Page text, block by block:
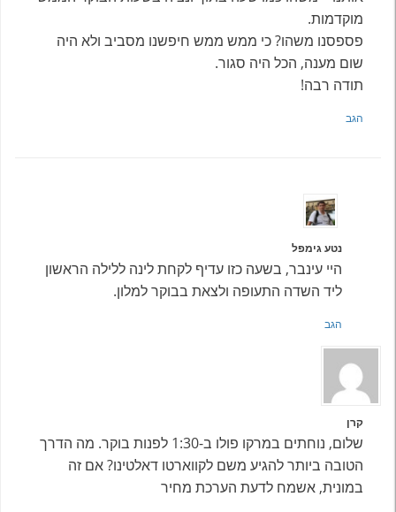
מוקדמות.
פספסנו משהו? כי ממש ממש חיפשנו מסביב ולא היה
שום מענה, הכל היה סגור.
תודה רבה!
הגב
נטע גימפל
היי עינבר, בשעה כזו עדיף לקחת לינה ללילה הראשון
ליד השדה התעופה ולצאת בבוקר למלון.
הגב
קרן
שלום, נוחתים במרקו פולו ב-1:30 לפנות בוקר. מה הדרך
הטובה ביותר להגיע משם לקווארטו דאלטינו? אם זה
במונית, אשמח לדעת הערכת מחיר